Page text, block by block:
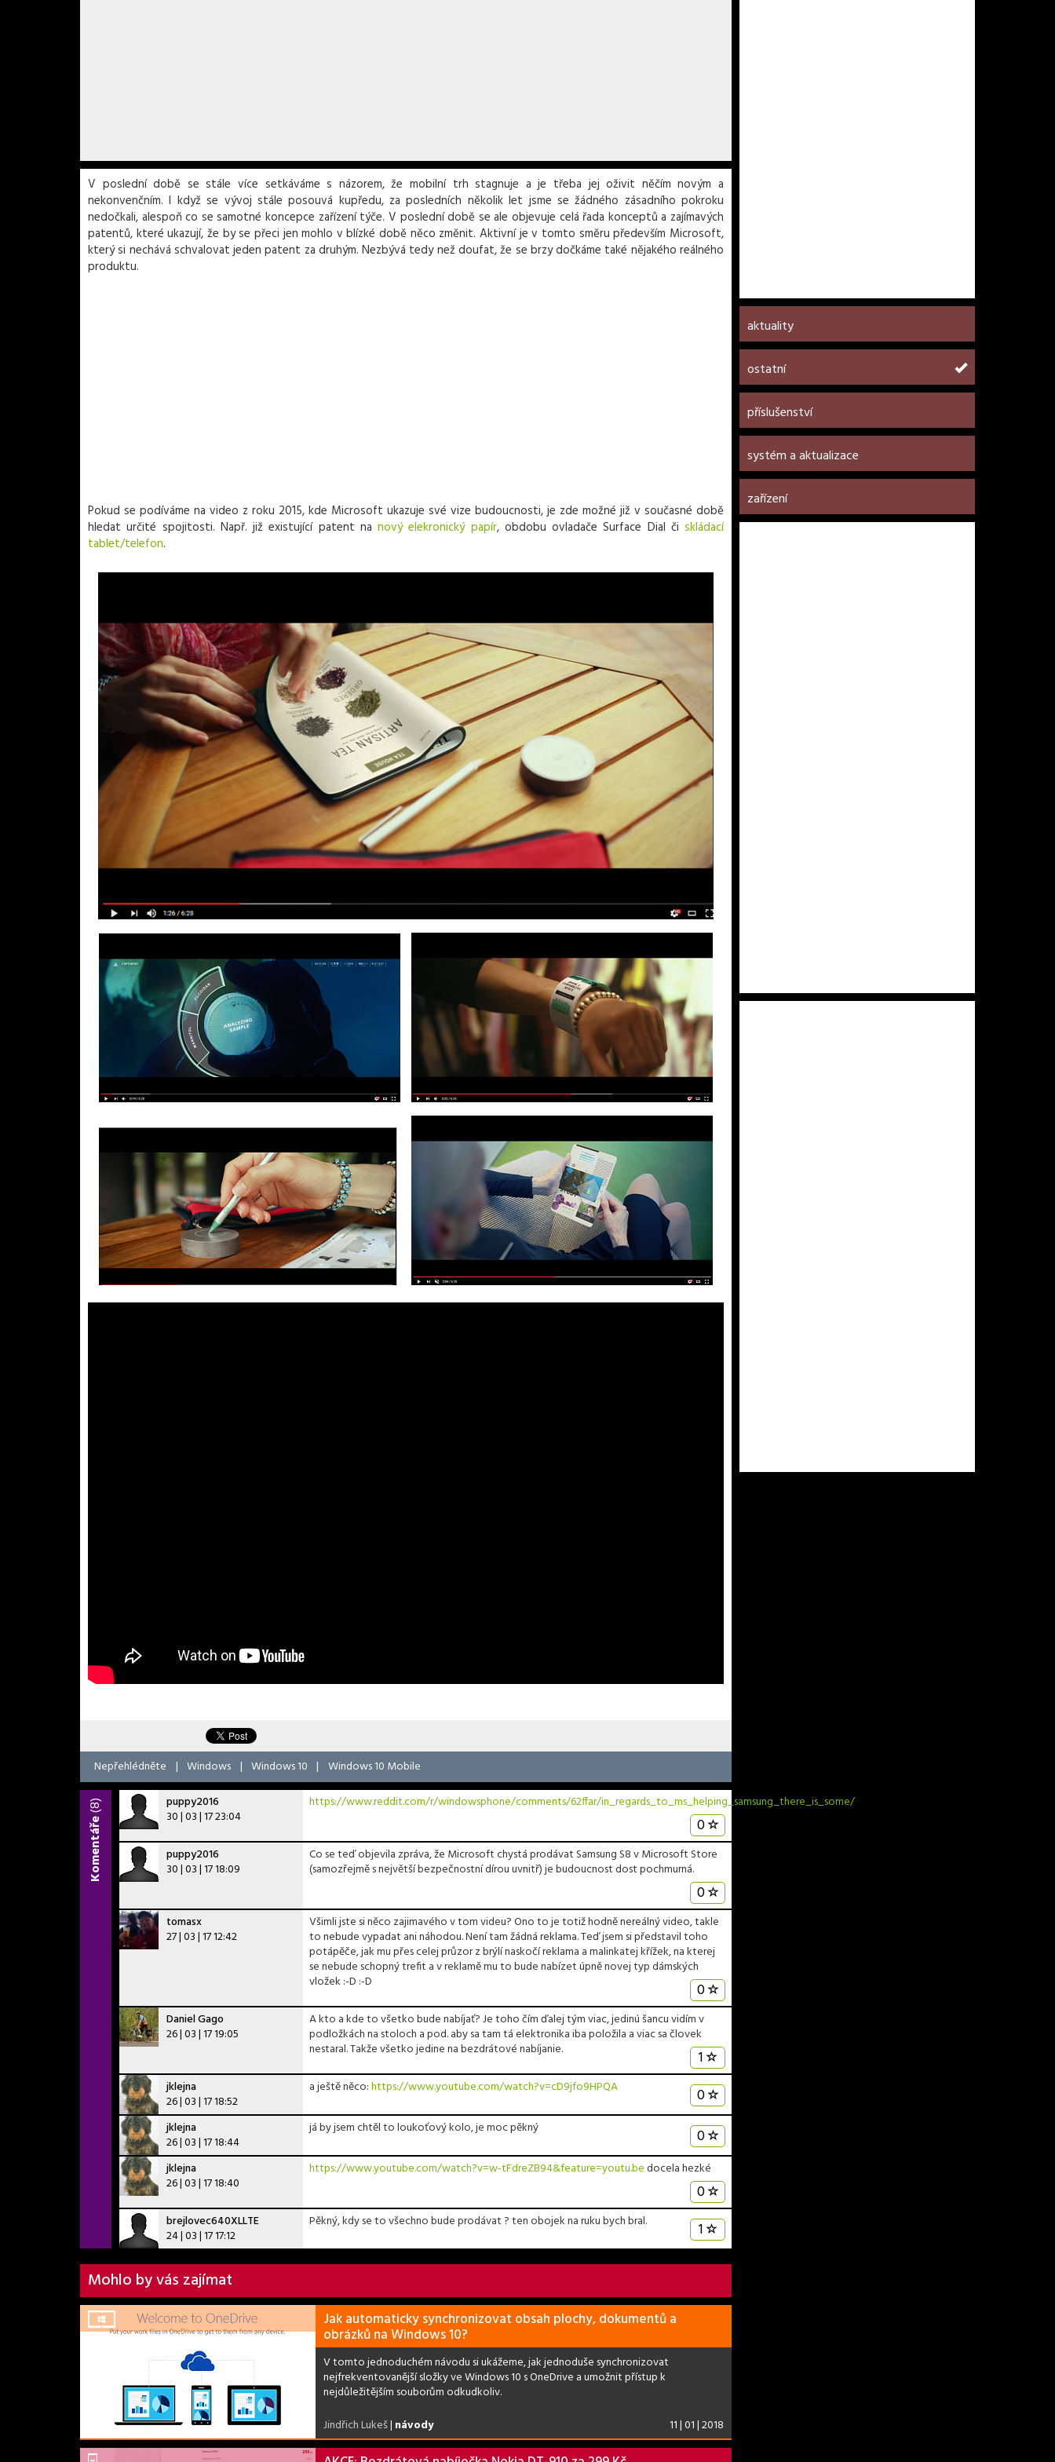
V poslední době se stále více setkáváme s názorem, že mobilní trh stagnuje a je třeba jej oživit něčím novým a
nekonvenčním. I když se vývoj stále posouvá kupředu, za posledních několik let jsme se žádného zásadního pokroku
nedočkali, alespoň co se samotné koncepce zařízení týče. V poslední době se ale objevuje celá řada konceptů a zajímavých
patentů, které ukazují, že by se přeci jen mohlo v blízké době něco změnit. Aktivní je v tomto směru především Microsoft,
který si nechává schvalovat jeden patent za druhým. Nezbývá tedy než doufat, že se brzy dočkáme také nějakého reálného
produktu.
Pokud se podíváme na video z roku 2015, kde Microsoft ukazuje své vize budoucnosti, je zde možné již v současné době
hledat určité spojitosti. Např. již existující patent na nový elekronický papír, obdobu ovladače Surface Dial či skládací
tablet/telefon.
Nepřehlédněte | Windows | Windows 10 | Windows 10 Mobile
Komentáře
(8)
puppy2016
30 | 03 | 17 23:04
https://www.reddit.com/r/windowsphone/comments/62ffar/in_regards_to_ms_helping_samsung_there_is_some/
0
puppy2016
30 | 03 | 17 18:09
Co se teď objevila zpráva, že Microsoft chystá prodávat Samsung S8 v Microsoft Store
(samozřejmě s největší bezpečnostní dírou uvnitř) je budoucnost dost pochmurná.
0
tomasx
27 | 03 | 17 12:42
Všimli jste si něco zajimavého v tom videu? Ono to je totiž hodně nereálný video, takle
to nebude vypadat ani náhodou. Není tam žádná reklama. Teď jsem si představil toho
potápěče, jak mu přes celej průzor z brýlí naskočí reklama a malinkatej křížek, na kterej
se nebude schopný trefit a v reklamě mu to bude nabízet úpně novej typ dámských
vložek :-D :-D
0
Daniel Gago
26 | 03 | 17 19:05
A kto a kde to všetko bude nabíjať? Je toho čím ďalej tým viac, jedinú šancu vidím v
podložkách na stoloch a pod. aby sa tam tá elektronika iba položila a viac sa človek
nestaral. Takže všetko jedine na bezdrátové nabíjanie.
1
jklejna
26 | 03 | 17 18:52
a ještě něco:https://www.youtube.com/watch?v=cD9jfo9HPQA 0
jklejna
26 | 03 | 17 18:44
já by jsem chtěl to loukoťový kolo, je moc pěkný 0
jklejna
26 | 03 | 17 18:40
https://www.youtube.com/watch?v=w-tFdreZB94&feature=youtu.bedocela hezké
0
brejlovec640XLLTE
24 | 03 | 17 17:12
Pěkný, kdy se to všechno bude prodávat ? ten obojek na ruku bych bral. 1
Mohlo by vás zajímat
Jak automaticky synchronizovat obsah plochy, dokumentů a
obrázků na Windows 10?
V tomto jednoduchém návodu si ukážeme, jak jednoduše synchronizovat
nejfrekventovanější složky ve Windows 10 s OneDrive a umožnit přístup k
nejdůležitějším souborům odkudkoliv.
Jindřich Lukeš| návody 11 | 01 | 2018
aktuality
ostatní
příslušenství
systém a aktualizace
zařízení